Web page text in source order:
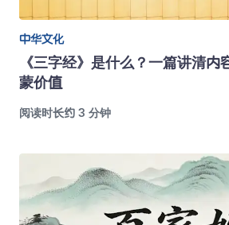
中华文化
《三字经》是什么？一篇讲清内
蒙价值
阅读时长约 3 分钟